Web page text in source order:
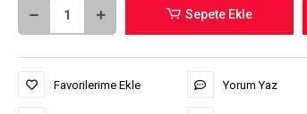
Sepete Ekle
Favorilerime Ekle Yorum Yaz